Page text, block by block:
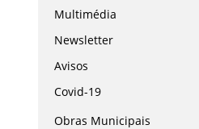
Multimédia
Newsletter
Avisos
Covid-19
Obras Municipais